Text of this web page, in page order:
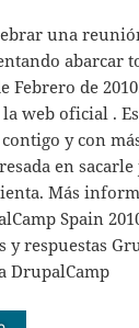
una
abarcar
Febrero de
web oficial .
y con
en sacarle
Más
Spain
y respuestas
DrupalCamp